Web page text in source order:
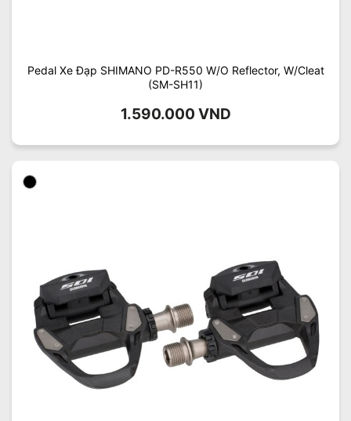
Pedal Xe Đạp SHIMANO PD-R550 W/O Reflector, W/Cleat
(SM-SH11)
1.590.000 VND